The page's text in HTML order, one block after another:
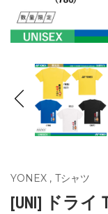
YONEX , Tシャツ
[UNI] ドライ